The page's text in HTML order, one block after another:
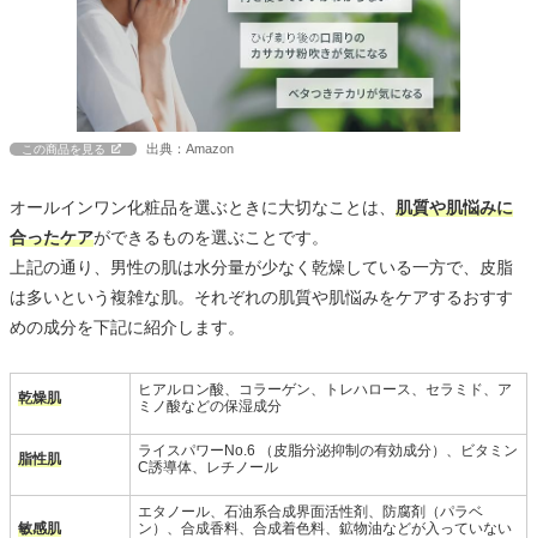
この商品を見る 出典：Amazon
オールインワン化粧品を選ぶときに大切なことは、 肌質や肌悩みに
合ったケアができるものを選ぶことです。
上記の通り、男性の肌は水分量が少なく乾燥している一方で、皮脂
は多いという複雑な肌。それぞれの肌質や肌悩みをケアするおすす
めの成分を下記に紹介します。
乾燥肌
ヒアルロン酸、コラーゲン、トレハロース、セラミド、ア
ミノ酸などの保湿成分
脂性肌
ライスパワーNo.6 （皮脂分泌抑制の有効成分）、ビタミン
C誘導体、レチノール
敏感肌
エタノール、石油系合成界面活性剤、防腐剤（パラベ
ン）、合成香料、合成着色料、鉱物油などが入っていない